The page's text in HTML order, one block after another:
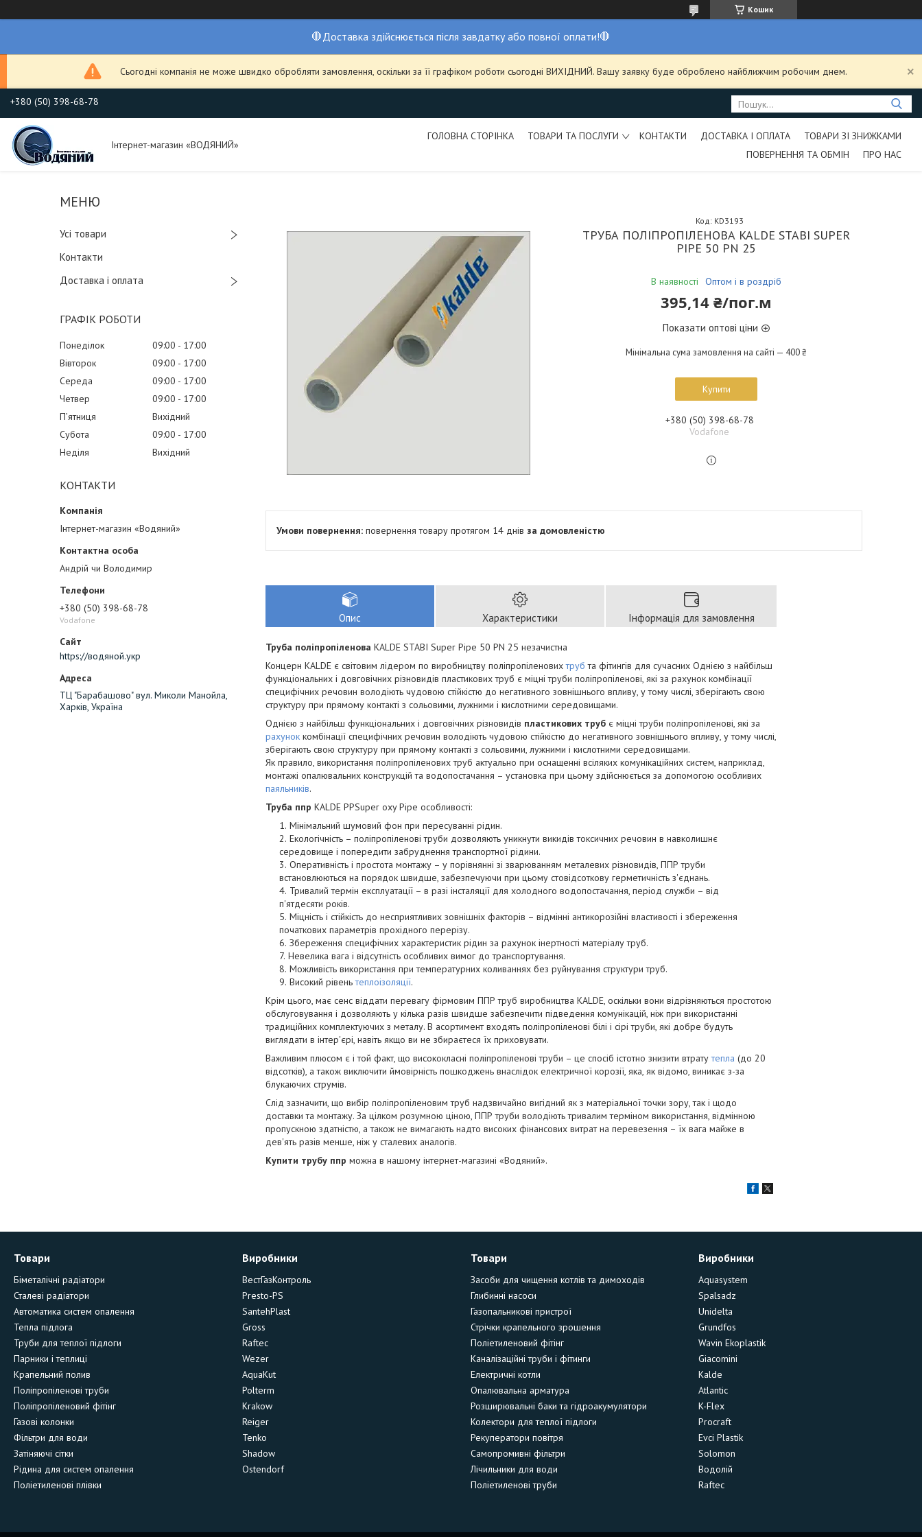
Кошик
🛑Доставка здійснюється після завдатку або повної оплати!🛑
Сьогодні компанія не може швидко обробляти замовлення, оскільки за її графіком роботи сьогодні ВИХІДНИЙ. Вашу заявку буде оброблено найближчим робочим днем.
+380 (50) 398-68-78
Інтернет-магазин «ВОДЯНИЙ»
ГОЛОВНА СТОРІНКА ТОВАРИ ТА ПОСЛУГИ КОНТАКТИ ДОСТАВКА І ОПЛАТА
ТОВАРИ ЗІ ЗНИЖКАМИ
ПОВЕРНЕННЯ ТА ОБМІН
ПРО НАС
Усі товари
Контакти
Доставка і оплата
ГРАФІК РОБОТИ
Понеділок 09:00
17:00
Вівторок
09:00
17:00
Середа
09:00
17:00
Четвер
09:00
17:00
Пʼятниця
Вихідний
Субота
09:00
17:00
Неділя
Вихідний
КОНТАКТИ
Інтернет-магазин «Водяний»
Андрій чи Володимир
+380 (50) 398-68-78
Vodafone
https://водяной.укр
ТЦ "Барабашово" вул. Миколи Манойла,
Харків, Україна
ТРУБА ПОЛІПРОПІЛЕНОВА KALDE STABI SUPER
PIPE 50 PN 25
В наявності Оптом і в роздріб
Код: KD3193
395,14 ₴/пог.м
Показати оптові ціни
Мінімальна сума замовлення на сайті — 400 ₴
Купити
+380 (50) 398-68-78
Vodafone
повернення товару протягом 14 днів за домовленістю
Опис Характеристики Інформація для замовлення
Труба поліпропіленова KALDE STABI Super Pipe 50 PN 25 незачистна
Концерн KALDE є світовим лідером по виробництву поліпропіленовихтруб та фітингів для сучасних Однією з найбільш
функціональних і довговічних різновидів пластикових труб є міцні труби поліпропіленові, які за рахунок комбінації
специфічних речовин володіють чудовою стійкістю до негативного зовнішнього впливу, у тому числі, зберігають свою
структуру при прямому контакті з сольовими, лужними і кислотними середовищами.
Однією з найбільш функціональних і довговічних різновидів пластикових труб є міцні труби поліпропіленові, які за
рахунок комбінації специфічних речовин володіють чудовою стійкістю до негативного зовнішнього впливу, у тому числі,
зберігають свою структуру при прямому контакті з сольовими, лужними і кислотними середовищами.
Як правило, використання поліпропіленових труб актуально при оснащенні всіляких комунікаційних систем, наприклад,
монтажі опалювальних конструкцій та водопостачання – установка при цьому здійснюється за допомогою особливих
паяльників.
Труба ппр KALDE PPSuper oxy Pipe особливості:
Мінімальний шумовий фон при пересуванні рідин.
Екологічність – поліпропіленові труби дозволяють уникнути викидів токсичних речовин в навколишнє
середовище і попередити забруднення транспортної рідини.
Оперативність і простота монтажу – у порівнянні зі зварюванням металевих різновидів, ППР труби
встановлюються на порядок швидше, забезпечуючи при цьому стовідсоткову герметичність з'єднань.
Тривалий термін експлуатації – в разі інсталяції для холодного водопостачання, період служби – від
п'ятдесяти років.
Міцність і стійкість до несприятливих зовнішніх факторів – відмінні антикорозійні властивості і збереження
початкових параметрів прохідного перерізу.
Збереження специфічних характеристик рідин за рахунок інертності матеріалу труб.
Невелика вага і відсутність особливих вимог до транспортування.
Можливість використання при температурних коливаннях без руйнування структури труб.
Високий рівеньтеплоізоляції.
Крім цього, має сенс віддати перевагу фірмовим ППР труб виробництва KALDE, оскільки вони відрізняються простотою
обслуговування і дозволяють у кілька разів швидше забезпечити підведення комунікацій, ніж при використанні
традиційних комплектуючих з металу. В асортимент входять поліпропіленові білі і сірі труби, які добре будуть
виглядати в інтер'єрі, навіть якщо ви не збираєтеся їх приховувати.
Важливим плюсом є і той факт, що висококласні поліпропіленові труби – це спосіб істотно знизити втратутепла (до 20
відсотків), а також виключити ймовірність пошкоджень внаслідок електричної корозії, яка, як відомо, виникає з-за
блукаючих струмів.
Слід зазначити, що вибір поліпропіленовим труб надзвичайно вигідний як з матеріальної точки зору, так і щодо
доставки та монтажу. За цілком розумною ціною, ППР труби володіють тривалим терміном використання, відмінною
пропускною здатністю, а також не вимагають надто високих фінансових витрат на перевезення – їх вага майже в
дев'ять разів менше, ніж у сталевих аналогів.
Купити трубу ппр можна в нашому інтернет-магазині «Водяний».
Товари
Біметалічні радіатори
Сталеві радіатори
Автоматика систем опалення
Тепла підлога
Труби для теплої підлоги
Парники і теплиці
Крапельний полив
Поліпропіленові труби
Поліпропіленовий фітінг
Газові колонки
Фільтри для води
Затіняючі сітки
Рідина для систем опалення
Поліетиленові плівки
Виробники
ВестГазКонтроль
Presto-PS
SantehPlast
Gross
Raftec
Wezer
AquaKut
Polterm
Krakow
Reiger
Tenko
Shadow
Ostendorf
Товари
Засоби для чищення котлів та димоходів
Глибинні насоси
Газопальникові пристрої
Стрічки крапельного зрошення
Поліетиленовий фітінг
Каналізаційні труби і фітинги
Електричні котли
Опалювальна арматура
Розширювальні баки та гідроакумулятори
Колектори для теплої підлоги
Рекуператори повітря
Самопромивні фільтри
Лічильники для води
Поліетиленові труби
Виробники
Aquasystem
Spalsadz
Unidelta
Grundfos
Wavin Ekoplastik
Giacomini
Kalde
Atlantic
K-Flex
Procraft
Evci Plastik
Solomon
Водолій
Raftec